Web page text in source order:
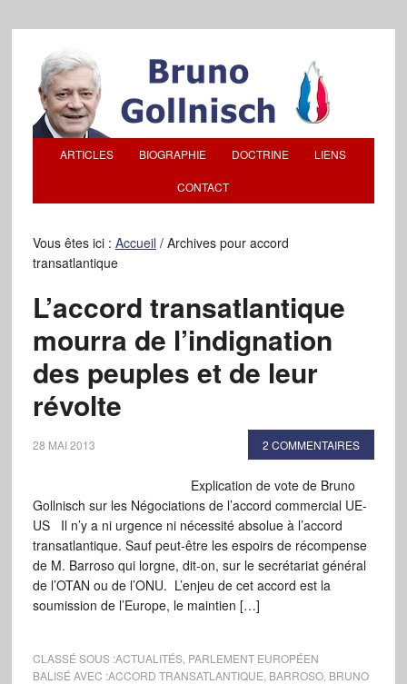
ARTICLES BIOGRAPHIE DOCTRINE LIENS
CONTACT
Vous êtes ici : Accueil /Archives pour accord
transatlantique
L’accord transatlantique
mourra de l’indignation
des peuples et de leur
révolte
28 MAI 2013 2 COMMENTAIRES
Explication de vote de Bruno
Gollnisch sur les Négociations de l’accord commercial UE-
US Il n’y a ni urgence ni nécessité absolue à l’accord
transatlantique. Sauf peut-être les espoirs de récompense
de M. Barroso qui lorgne, dit-on, sur le secrétariat général
de l’OTAN ou de l’ONU. L’enjeu de cet accord est la
soumission de l’Europe, le maintien […]
CLASSÉ SOUS :ACTUALITÉS, PARLEMENT EUROPÉEN
BALISÉ AVEC :ACCORD TRANSATLANTIQUE BARROSO, BRUNO